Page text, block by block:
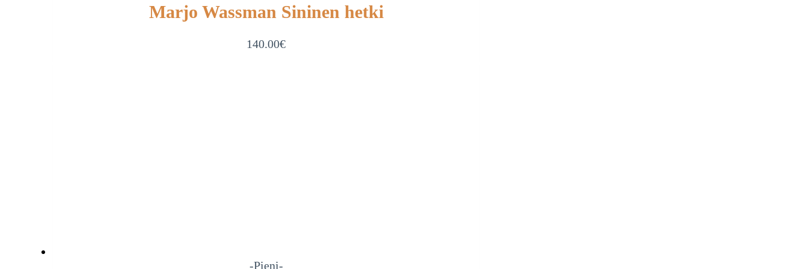
Marjo Wassman Sininen hetki
140.00€
-Pieni-